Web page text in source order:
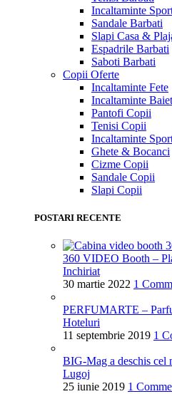
Incaltaminte
Sandale Barbati
Slapi Casa &
Espadrile Barbati
Saboti Barbati
Copii Oferte
Incaltaminte Fete
Incaltaminte
Pantofi Copii
Tenisi Copii
Incaltaminte
Ghete & Bocanci
Cizme Copii
Sandale Copii
Slapi Copii
POSTARI RECENTE
360 VIDEO Booth –
Inchiriat
30 martie 2022 1
PERFUMARTE –
Hoteluri
11 septembrie 2019 1
BIG-Mag a deschis cel
Lugoj
25 iunie 2019 1